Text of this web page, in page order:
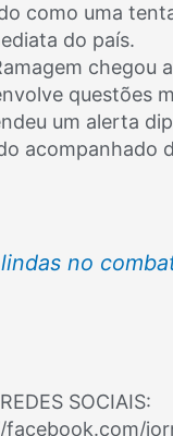
como uma
do país.
chegou
questões
um alerta
no
SOCIAIS: